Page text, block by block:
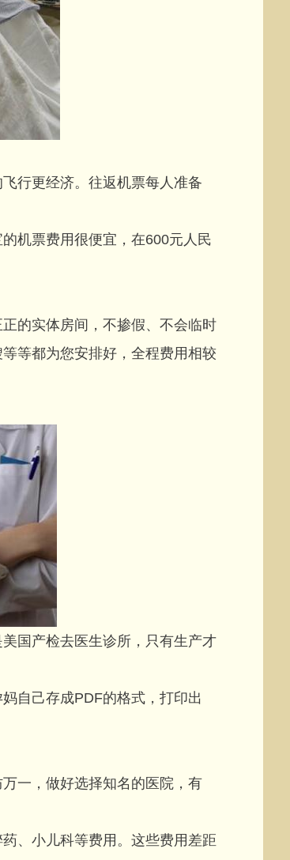
行更经济。往返机票每人准备
机票费用很便宜，在600元人民
的实体房间，不掺假、不会临时
等都为您安排好，全程费用相较
国产检去医生诊所，只有生产才
自己存成PDF的格式，打印出
一，做好选择知名的医院，有
、小儿科等费用。这些费用差距